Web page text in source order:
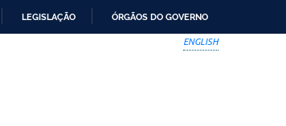
LEGISLAÇÃO ÓRGÃOS DO GOVERNO
ENGLISH